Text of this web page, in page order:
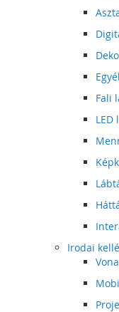
Fali
LED
Irodai